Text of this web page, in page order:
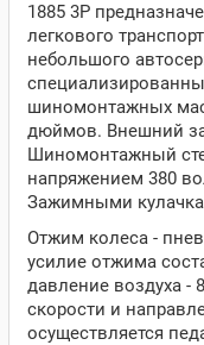
1885 3P
легкового
небольшого
шиномонтажных
дюймов. Внешний
Шиномонтажный
напряжением 380
Зажимными
Отжим колеса -
усилие отжима
давление воздуха -
скорости и
осуществляется